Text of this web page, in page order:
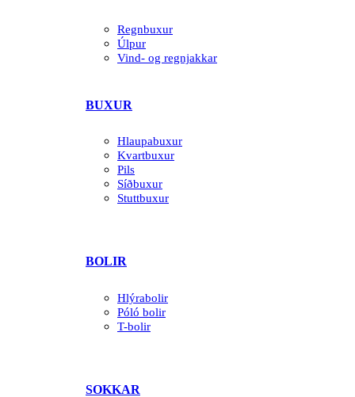
Regnbuxur
Úlpur
Vind- og regnjakkar
BUXUR
Hlaupabuxur
Kvartbuxur
Pils
Síðbuxur
Stuttbuxur
BOLIR
Hlýrabolir
Póló bolir
T-bolir
SOKKAR